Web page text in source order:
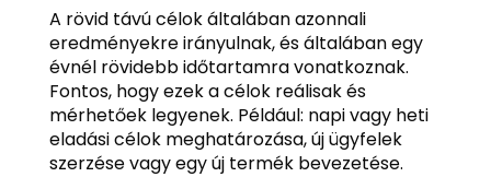
A rövid távú célok általában azonnali
eredményekre irányulnak, és általában egy
évnél rövidebb időtartamra vonatkoznak.
Fontos, hogy ezek a célok reálisak és
mérhetőek legyenek. Például: napi vagy heti
eladási célok meghatározása, új ügyfelek
szerzése vagy egy új termék bevezetése.